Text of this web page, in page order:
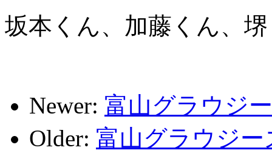
坂本くん、加藤くん、
Newer: 富山グラウジ
Older: 富山グラウジー